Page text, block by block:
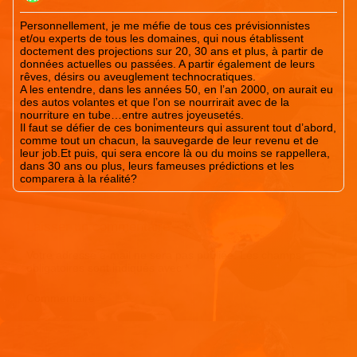
Personnellement, je me méfie de tous ces prévisionnistes
et/ou experts de tous les domaines, qui nous établissent
doctement des projections sur 20, 30 ans et plus, à partir de
données actuelles ou passées. A partir également de leurs
rêves, désirs ou aveuglement technocratiques.
A les entendre, dans les années 50, en l’an 2000, on aurait eu
des autos volantes et que l’on se nourrirait avec de la
nourriture en tube…entre autres joyeusetés.
Il faut se défier de ces bonimenteurs qui assurent tout d’abord,
comme tout un chacun, la sauvegarde de leur revenu et de
leur job.Et puis, qui sera encore là ou du moins se rappellera,
dans 30 ans ou plus, leurs fameuses prédictions et les
comparera à la réalité?